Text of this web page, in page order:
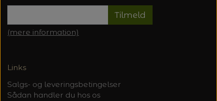
Tilmeld
(mere information)
Links
Salgs- og leveringsbetingelser
Sådan handler du hos os